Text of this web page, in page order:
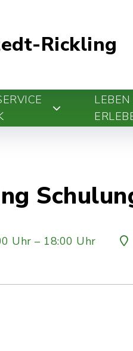
Rickling
Uhr – 18:00 Uhr